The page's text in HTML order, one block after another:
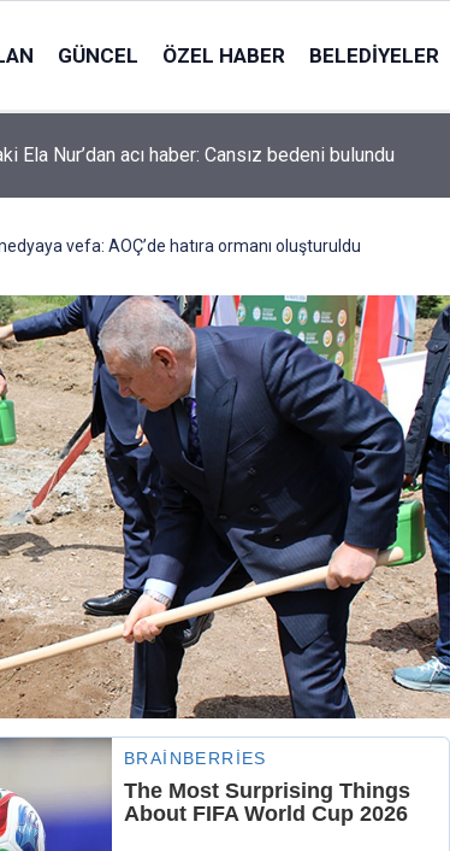
GÜNCEL ÖZEL HABER BELEDIYELER
kendi üretecek: Tesis çalışmaya başladı
vefa: AOÇ’de hatıra ormanı oluşturuldu